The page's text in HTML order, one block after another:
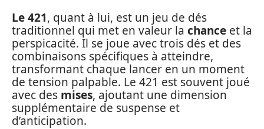
Le 421, quant à lui, est un jeu de dés
traditionnel qui met en valeur la chance et la
perspicacité. Il se joue avec trois dés et des
combinaisons spécifiques à atteindre,
transformant chaque lancer en un moment
de tension palpable. Le 421 est souvent joué
avec des mises, ajoutant une dimension
supplémentaire de suspense et
d’anticipation.